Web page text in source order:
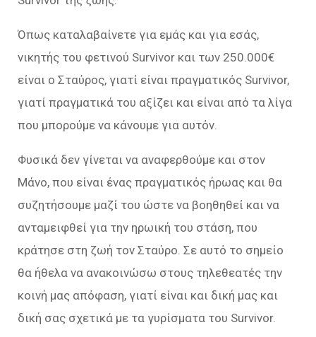
Όπως καταλαβαίνετε για εμάς και για εσάς,
νικητής του φετινού Survivor και των 250.000€
είναι ο Σταύρος, γιατί είναι πραγματικός Survivor,
γιατί πραγματικά του αξίζει και είναι από τα λίγα
που μπορούμε να κάνουμε για αυτόν.
Φυσικά δεν γίνεται να αναφερθούμε και στον
Μάνο, που είναι ένας πραγματικός ήρωας και θα
συζητήσουμε μαζί του ώστε να βοηθηθεί και να
ανταμειφθεί για την ηρωική του στάση, που
κράτησε στη ζωή τον Σταύρο. Σε αυτό το σημείο
θα ήθελα να ανακοινώσω στους τηλεθεατές την
κοινή μας απόφαση, γιατί είναι και δική μας και
δική σας σχετικά με τα γυρίσματα του Survivor.